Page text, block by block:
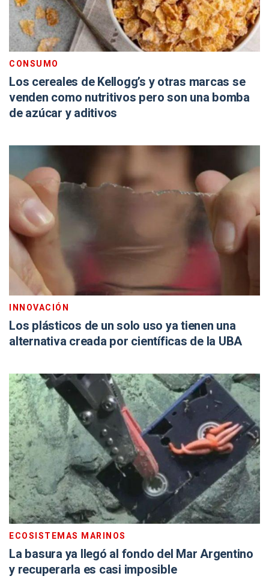
CONSUMO
Los cereales de Kellogg’s y otras marcas se
venden como nutritivos pero son una bomba
de azúcar y aditivos
INNOVACIÓN
Los plásticos de un solo uso ya tienen una
alternativa creada por científicas de la UBA
ECOSISTEMAS MARINOS
La basura ya llegó al fondo del Mar Argentino
y recuperarla es casi imposible